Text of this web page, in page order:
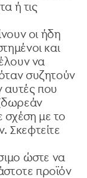
ή τις
οι ήδη
και
να
συζητούν
αυτές που
σχέση με το
Σκεφτείτε
ώστε να
προϊόν